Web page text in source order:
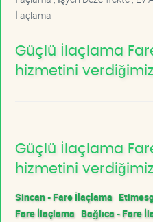
İlaçlama
Güçlü İlaçlama
hizmetini
Güçlü İlaçlama
hizmetini
Sincan - Fare İlaçlama
Fare İlaçlama Bağlıca - Fare